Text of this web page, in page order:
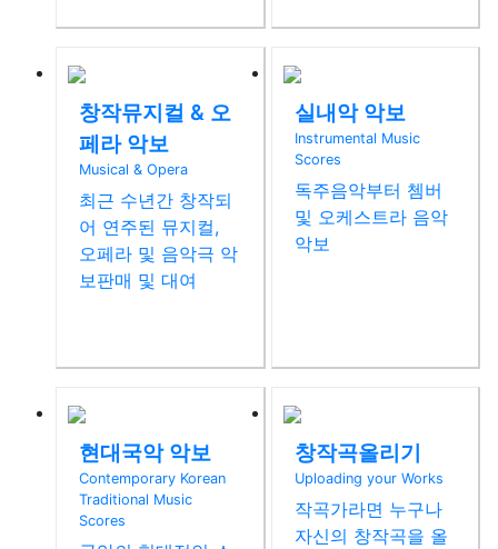
청산에 살리라
산아
창작뮤지컬 & 오
페라 악보
Musical & Opera
최근 수년간 창작되
어 연주된 뮤지컬,
오페라 및 음악극 악
보판매 및 대여
실내악 악보
Instrumental Music
Scores
독주음악부터 쳄버
및 오케스트라 음악
악보
현대국악 악보
Contemporary Korean
Traditional Music
Scores
창작곡올리기
Uploading your Works
작곡가라면 누구나
자신의 창작곡을 올